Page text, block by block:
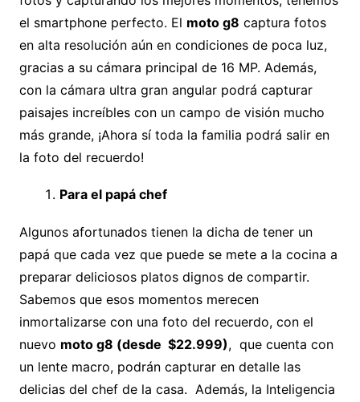
el smartphone perfecto. El moto g8 captura fotos
en alta resolución aún en condiciones de poca luz,
gracias a su cámara principal de 16 MP. Además,
con la cámara ultra gran angular podrá capturar
paisajes increíbles con un campo de visión mucho
más grande, ¡Ahora sí toda la familia podrá salir en
la foto del recuerdo!
Para el papá chef
Algunos afortunados tienen la dicha de tener un
papá que cada vez que puede se mete a la cocina a
preparar deliciosos platos dignos de compartir.
Sabemos que esos momentos merecen
inmortalizarse con una foto del recuerdo, con el
nuevo moto g8 (desde $22.999), que cuenta con
un lente macro, podrán capturar en detalle las
delicias del chef de la casa. Además, la Inteligencia